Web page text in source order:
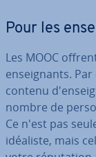
Pour les
Les MOOC
en­seig­nants.
contenu
nombre de
Ce n'est pas
idéaliste, mais